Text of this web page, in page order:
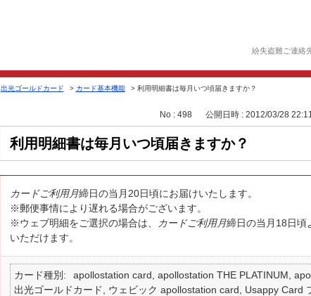
紛失盗難ご連絡
出光ゴールドカード > カード基本機能 > 利用明細書は毎月いつ頃届きますか？
No : 498 公開日時 : 2012/03/28
利用明細書は毎月いつ頃届きますか？
カードご利用月締日の当月20日頃にお届けいたします。
※郵便事情により遅れる場合がございます。
※ウェブ明細をご選択の場合は、
カードご利用月締日の当月18日頃
いただけます。
カード種別
apollostation card, apollostation THE PLATINUM,
出光ゴールドカード, ウェビック apollostation card, Usappy Card